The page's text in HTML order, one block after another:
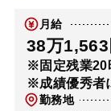
月給
38万1,563
※固定残業20
※成績優秀者
勤務地
解決実績
アクセス